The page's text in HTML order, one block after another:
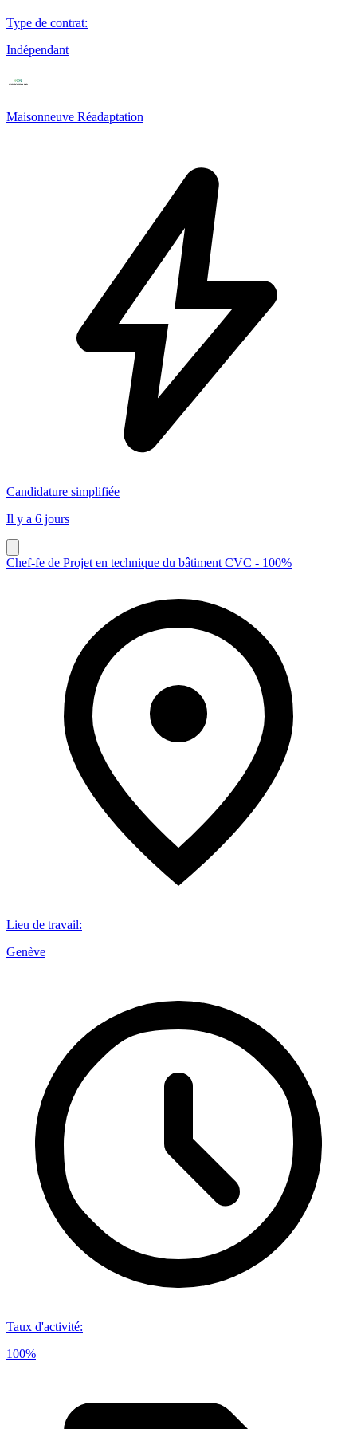
Type de contrat:
Indépendant
Maisonneuve Réadaptation
Candidature simplifiée
Il y a 6 jours
Chef-fe de Projet en technique du bâtiment CVC - 100%
Lieu de travail:
Genève
Taux d'activité:
100%